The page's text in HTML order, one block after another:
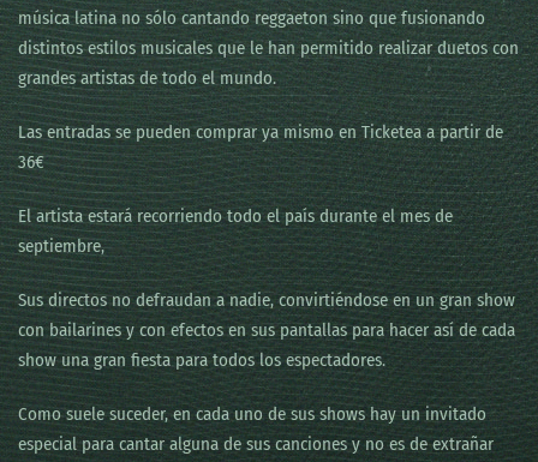
música latina no sólo cantando reggaeton sino que fusionando
distintos estilos musicales que le han permitido realizar duetos con
grandes artistas de todo el mundo.
Las entradas se pueden comprar ya mismo en Ticketea a partir de
36€
El artista estará recorriendo todo el país durante el mes de
septiembre,
Sus directos no defraudan a nadie, convirtiéndose en un gran show
con bailarines y con efectos en sus pantallas para hacer así de cada
show una gran fiesta para todos los espectadores.
Como suele suceder, en cada uno de sus shows hay un invitado
especial para cantar alguna de sus canciones y no es de extrañar